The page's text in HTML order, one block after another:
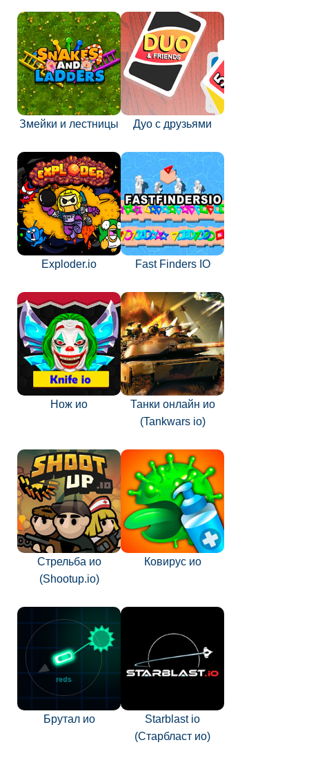
Змейки и лестницы Дуо с друзьями
Exploder.io Fast Finders IO
Нож ио
Танки онлайн ио
(Tankwars io)
Стрельба ио
(Shootup.io)
Ковирус ио
Брутал ио
Starblast io
(Старбласт ио)